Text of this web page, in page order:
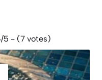
5 - (7 votes)